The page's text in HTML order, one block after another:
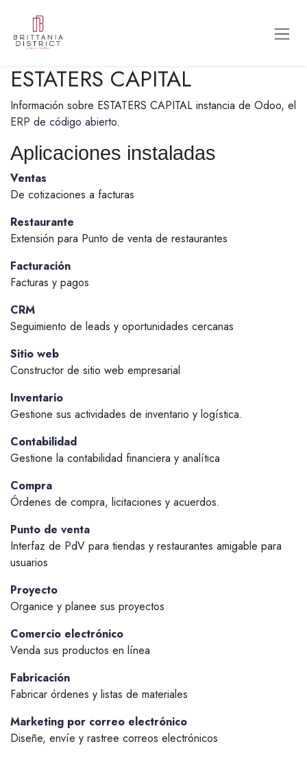
ESTATERS CAPITAL
Información sobre ESTATERS CAPITAL instancia de Odoo, el
ERP de código abierto.
Aplicaciones instaladas
Ventas
De cotizaciones a facturas
Restaurante
Extensión para Punto de venta de restaurantes
Facturación
Facturas y pagos
CRM
Seguimiento de leads y oportunidades cercanas
Sitio web
Constructor de sitio web empresarial
Inventario
Gestione sus actividades de inventario y logística.
Contabilidad
Gestione la contabilidad financiera y analítica
Compra
Órdenes de compra, licitaciones y acuerdos.
Punto de venta
Interfaz de PdV para tiendas y restaurantes amigable para
usuarios
Proyecto
Organice y planee sus proyectos
Comercio electrónico
Venda sus productos en línea
Fabricación
Fabricar órdenes y listas de materiales
Marketing por correo electrónico
Diseñe, envíe y rastree correos electrónicos